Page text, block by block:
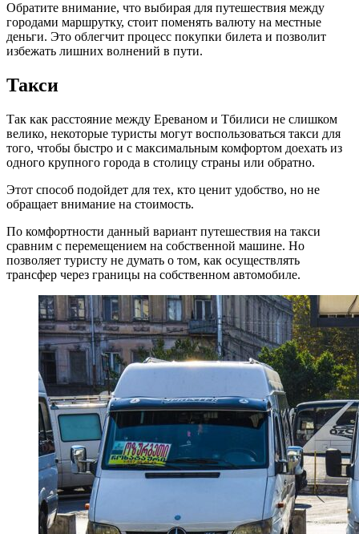
Обратите внимание, что выбирая для путешествия между
городами маршрутку, стоит поменять валюту на местные
деньги. Это облегчит процесс покупки билета и позволит
избежать лишних волнений в пути.
Такси
Так как расстояние между Ереваном и Тбилиси не слишком
велико, некоторые туристы могут воспользоваться такси для
того, чтобы быстро и с максимальным комфортом доехать из
одного крупного города в столицу страны или обратно.
Этот способ подойдет для тех, кто ценит удобство, но не
обращает внимание на стоимость.
По комфортности данный вариант путешествия на такси
сравним с перемещением на собственной машине. Но
позволяет туристу не думать о том, как осуществлять
трансфер через границы на собственном автомобиле.